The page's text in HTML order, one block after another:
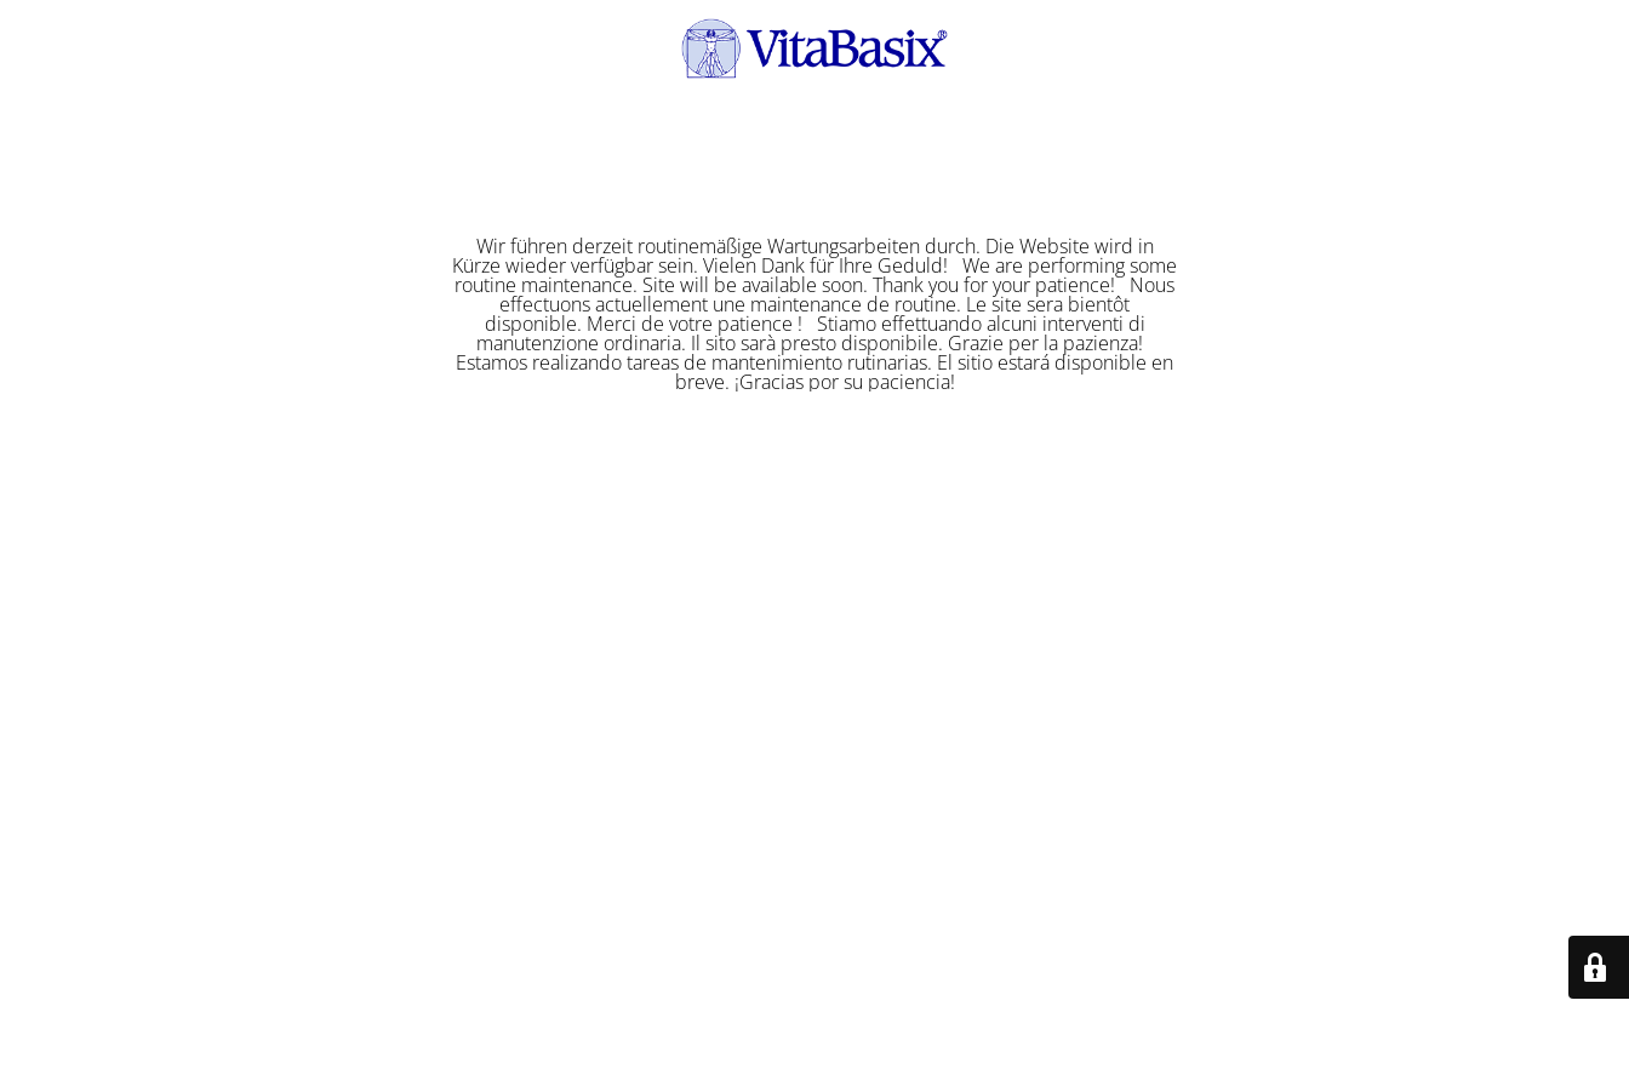
Wir führen derzeit routinemäßige Wartungsarbeiten durch. Die Website wird in
Kürze wieder verfügbar sein. Vielen Dank für Ihre Geduld! We are performing some
routine maintenance. Site will be available soon. Thank you for your patience! Nous
effectuons actuellement une maintenance de routine. Le site sera bientôt
disponible. Merci de votre patience ! Stiamo effettuando alcuni interventi di
manutenzione ordinaria. Il sito sarà presto disponibile. Grazie per la pazienza!
Estamos realizando tareas de mantenimiento rutinarias. El sitio estará disponible en
breve. ¡Gracias por su paciencia!